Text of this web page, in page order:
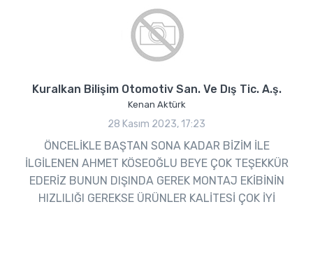
Kuralkan Bilişim Otomotiv San. Ve Dış Tic. A.ş.
Kenan Aktürk
28 Kasım 2023, 17:23
ÖNCELİKLE BAŞTAN SONA KADAR BİZİM İLE
İLGİLENEN AHMET KÖSEOĞLU BEYE ÇOK TEŞEKKÜR
EDERİZ BUNUN DIŞINDA GEREK MONTAJ EKİBİNİN
HIZLILIĞI GEREKSE ÜRÜNLER KALİTESİ ÇOK İYİ